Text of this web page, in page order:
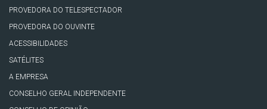
PROVEDORA DO TELESPECTADOR
PROVEDORA DO OUVINTE
ACESSIBILIDADES
SATÉLITES
A EMPRESA
CONSELHO GERAL INDEPENDENTE